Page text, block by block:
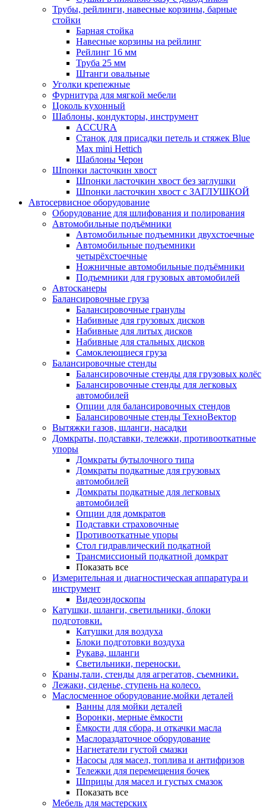
Трубы, рейлинги, навесные корзины, барные
стойки
Барная стойка
Навесные корзины на рейлинг
Рейлинг 16 мм
Труба 25 мм
Штанги овальные
Уголки крепежные
Фурнитура для мягкой мебели
Цоколь кухонный
Шаблоны, кондукторы, инструмент
ACCURA
Станок для присадки петель и стяжек Blue
Max mini Hettich
Шаблоны Черон
Шпонки ласточкин хвост
Шпонки ласточкин хвост без заглушки
Шпонки ласточкин хвост с ЗАГЛУШКОЙ
Автосервисное оборудование
Оборудование для шлифования и полирования
Автомобильные подъёмники
Автомобильные подъемники двухстоечные
Автомобильные подъемники
четырёхстоечные
Ножничные автомобильные подъёмники
Подъемники для грузовых автомобилей
Автосканеры
Балансировочные груза
Балансировочные гранулы
Набивные для грузовых дисков
Набивные для литых дисков
Набивные для стальных дисков
Самоклеющиеся груза
Балансировочные стенды
Балансировочные стенды для грузовых колёс
Балансировочные стенды для легковых
автомобилей
Опции для балансировочных стендов
Балансировочные стенды ТехноВектор
Вытяжки газов, шланги, насадки
Домкраты, подставки, тележки, противооткатные
упоры
Домкраты бутылочного типа
Домкраты подкатные для грузовых
автомобилей
Домкраты подкатные для легковых
автомобилей
Опции для домкратов
Подставки страховочные
Противооткатные упоры
Стол гидравлический подкатной
Трансмиссионый подкатной домкрат
Показать все
Измерительная и диагностическая аппаратура и
инструмент
Видеоэндоскопы
Катушки, шланги, светильники, блоки
подготовки.
Катушки для воздуха
Блоки подготовки воздуха
Рукава, шланги
Светильники, переноски.
Краны,тали, стенды для агрегатов, съемники.
Лежаки, сиденье, ступень на колесо.
Маслосменное оборудование,мойки деталей
Ванны для мойки деталей
Воронки, мерные ёмкости
Ёмкости для сбора, и откачки масла
Маслораздаточное оборудование
Нагнетатели густой смазки
Насосы для масел, топлива и антифризов
Тележки для перемещения бочек
Шприцы для масел и густых смазок
Показать все
Мебель для мастерских